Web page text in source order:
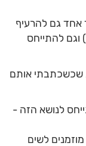
אחד גם להרעיף
וגם להתייחס
שכשכתבתי אותם
לנושא הזה -
לשים